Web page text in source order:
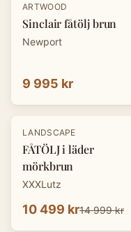
ARTWOOD
Sinclair fåtölj brun
Newport
9 995 kr
- 30%
LANDSCAPE
FÅTÖLJ i läder
mörkbrun
XXXLutz
10 499 kr14 999 kr